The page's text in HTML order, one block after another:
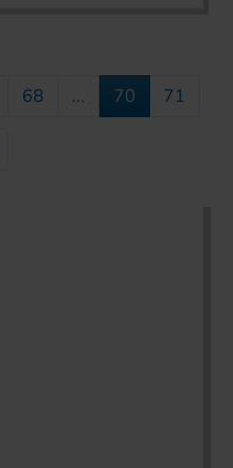
68 ... 70 71